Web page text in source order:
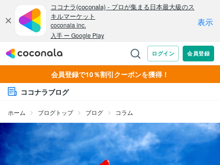
会員登録で10％割引クーポンを獲得！
ココナラブログ
ホーム ブログトップ ブログ コラム